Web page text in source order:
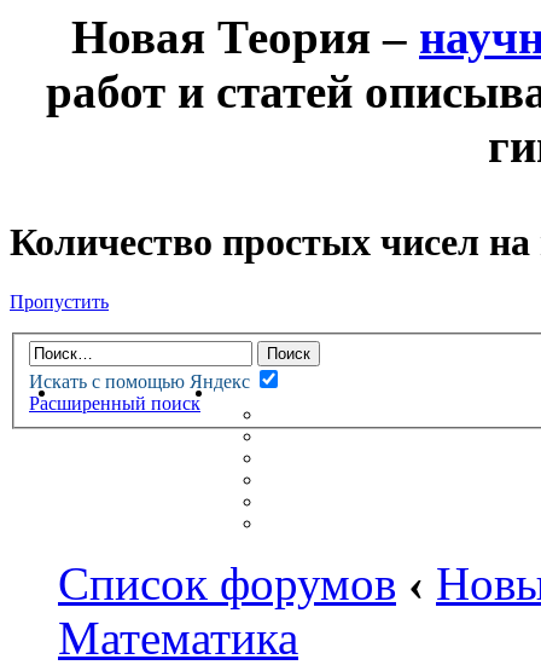
Новая Теория –
работ и статей
Количество простых чисел на
Пропустить
Искать с помощью Яндекс
Расширенный поиск
НОВАЯ ТЕОРИЯФОРУМ
НЕПРОЧИТАННЫЕ
Список форумов ‹
Математика